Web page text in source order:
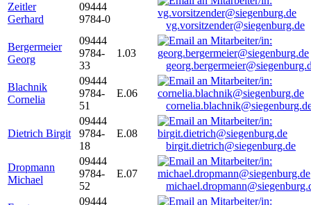
Zeitler
Gerhard
09444
9784-0
vg.vorsitzender@siegenburg.de
Bergermeier
Georg
09444
9784-
33
1.03
Blachnik
Cornelia
09444
9784-
51
E.06
Dietrich Birgit
09444
9784-
18
E.08
birgit.dietrich@siegenburg.de
Dropmann
Michael
09444
9784-
52
E.07
09444